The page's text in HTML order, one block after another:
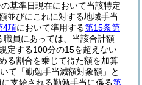
基準日現在において当該特定
並びにこれに対する地域手当
4項において準用する第15条第
職員にあっては、当該合計額
定する100分の15を超えない
る割合を乗じて得た額を加算
て「勤勉手当減額対象額」と
支給される勤勉手当に係る第